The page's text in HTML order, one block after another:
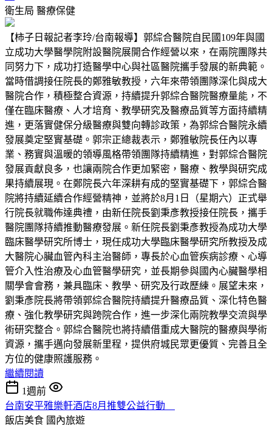
衛生局 醫療保健
【柿子日報記者李玲/台南報導】郭綜合醫院自民國109年與國
立成功大學醫學院附設醫院展開合作經營以來，在兩院團隊共
同努力下，成功打造醫學中心與社區醫院攜手發展的新典範。
當時借調接任院長的鄭雅敏教授，六年來帶領團隊深化與成大
醫院合作，積極整合資源，持續提升郭綜合醫院醫療量能，不
僅在臨床醫療、人才培育、教學研究及醫療品質等方面持續精
進，更落實健保分級醫療與雙向轉診政策，為郭綜合醫院永續
發展奠定堅實基礎。郭宗正總裁表示，鄭雅敏院長任內以專
業、務實與溫暖的領導風格帶領團隊持續精進，對郭綜合醫院
發展貢獻良多，也讓兩院合作更加緊密，醫療、教學與研究成
果持續展現。在鄭院長六年深耕有成的堅實基礎下，郭綜合醫
院將持續延續合作經營精神，並將於8月1日（星期六）正式舉
行院長就職佈達典禮，由新任院長劉秉彥教授接任院長，攜手
醫院團隊持續推動醫療發展。新任院長劉秉彥教授為成功大學
臨床醫學研究所博士，現任成功大學臨床醫學研究所教授及成
大醫院心臟血管內科主治醫師，專長於心血管疾病診療、心導
管介入性治療及心血管醫學研究，並長期參與國內心臟醫學相
關學會會務，兼具臨床、教學、研究及行政歷練。展望未來，
劉秉彥院長將帶領郭綜合醫院持續提升醫療品質、深化特色醫
療、強化教學研究與跨院合作，進一步深化兩院教學交流與學
術研究整合。郭綜合醫院也將持續借重成大醫院的醫療與學術
資源，攜手邁向發展新里程，提供府城民眾更優質、完善且全
方位的健康照護服務。
繼續閱讀
1週前
台南安平雅樂軒酒店8月推雙公益行動
飯店美食 國內旅遊